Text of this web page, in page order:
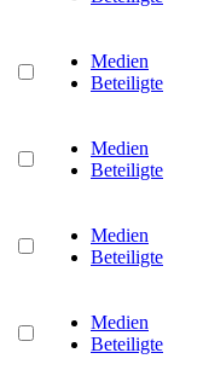
Medien
Beteiligte
Medien
Beteiligte
Medien
Beteiligte
Medien
Beteiligte